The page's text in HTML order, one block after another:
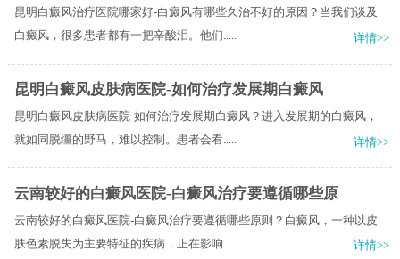
昆明白癜风治疗医院哪家好-白癜风有哪些久治不好的原因？当我们谈及
白癜风，很多患者都有一把辛酸泪。他们.....
详情>>
昆明白癜风皮肤病医院-如何治疗发展期白癜风
昆明白癜风皮肤病医院-如何治疗发展期白癜风？进入发展期的白癜风，
就如同脱缰的野马，难以控制。患者会看.....
详情>>
云南较好的白癜风医院-白癜风治疗要遵循哪些原
云南较好的白癜风医院-白癜风治疗要遵循哪些原则？白癜风，一种以皮
肤色素脱失为主要特征的疾病，正在影响.....
详情>>